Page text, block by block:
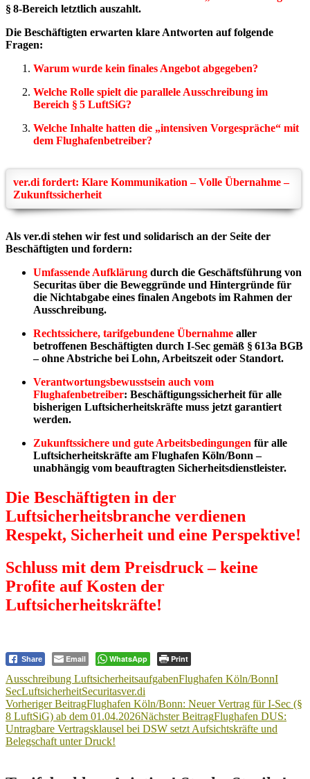
§ 8-Bereich letztlich auszahlt.
Die Beschäftigten erwarten klare Antworten auf folgende
Fragen:
Warum wurde kein finales Angebot abgegeben?
Welche Rolle spielt die parallele Ausschreibung im
Bereich § 5 LuftSiG?
Welche Inhalte hatten die „intensiven Vorgespräche“ mit
dem Flughafenbetreiber?
ver.di fordert: Klare Kommunikation – Volle Übernahme –
Zukunftssicherheit
Als ver.di stehen wir fest und solidarisch an der Seite der
Beschäftigten und fordern:
Umfassende Aufklärung durch die Geschäftsführung von
Securitas über die Beweggründe und Hintergründe für
die Nichtabgabe eines finalen Angebots im Rahmen der
Ausschreibung.
Rechtssichere, tarifgebundene Übernahme aller
betroffenen Beschäftigten durch I-Sec gemäß § 613a BGB
– ohne Abstriche bei Lohn, Arbeitszeit oder Standort.
Verantwortungsbewusstsein auch vom
Flughafenbetreiber: Beschäftigungssicherheit für alle
bisherigen Luftsicherheitskräfte muss jetzt garantiert
werden.
Zukunftssichere und gute Arbeitsbedingungen für alle
Luftsicherheitskräfte am Flughafen Köln/Bonn –
unabhängig vom beauftragten Sicherheitsdienstleister.
Die Beschäftigten in der
Luftsicherheitsbranche verdienen
Respekt, Sicherheit und eine Perspektive!
Schluss mit dem Preisdruck – keine
Profite auf Kosten der
Luftsicherheitskräfte!
Share Email WhatsApp Print
Ausschreibung LuftsicherheitsaufgabenFlughafen Köln/BonnI
SecLuftsicherheitSecuritasver.di
Beitragsnavigation
Vorheriger BeitragFlughafen Köln/Bonn: Neuer Vertrag für I-Sec (§
8 LuftSiG) ab dem 01.04.2026Nächster BeitragFlughafen DUS:
Untragbare Vertragsklausel bei DSW setzt Aufsichtskräfte und
Belegschaft unter Druck!